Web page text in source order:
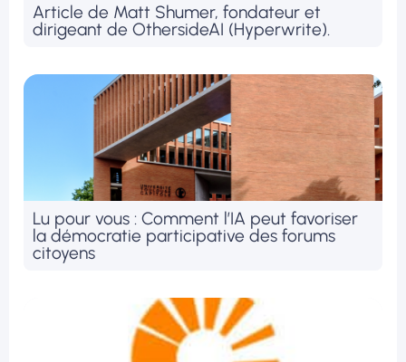
Article de Matt Shumer, fondateur et
dirigeant de OthersideAI (Hyperwrite).
Lu pour vous : Comment l’IA peut favoriser
la démocratie participative des forums
citoyens